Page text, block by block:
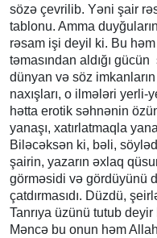
sözə çevrilib. Yəni şair
tablonu. Amma
rəsam işi deyil ki. Bu
təmasından aldığı
dünyan və söz
naxışları, o ilmələri
hətta erotik səhnənin
yanaşı, xatırlatmaqla
Biləcəksən ki, bəli,
şairin, yazarın əxlaq
görməsidi və gördüyünü
çatdırmasıdı. Düzdü,
Tanrıya üzünü tutub
Məncə bu onun həm